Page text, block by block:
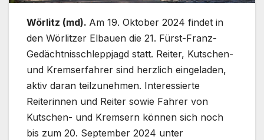
Wörlitz (md). Am 19. Oktober 2024 findet in
den Wörlitzer Elbauen die 21. Fürst-Franz-
Gedächtnisschleppjagd statt. Reiter, Kutschen-
und Kremserfahrer sind herzlich eingeladen,
aktiv daran teilzunehmen. Interessierte
Reiterinnen und Reiter sowie Fahrer von
Kutschen- und Kremsern können sich noch
bis zum 20. September 2024 unter